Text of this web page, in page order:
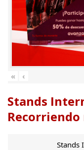
« ‹
Stands
Stands